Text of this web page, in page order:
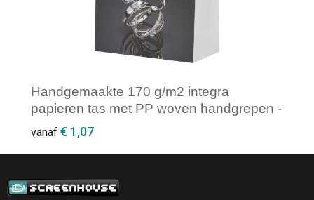
Handgemaakte 170 g/m2 integra
papieren tas met PP woven handgrepen -
18 x 9 x 23 cm
vanaf € 1,07